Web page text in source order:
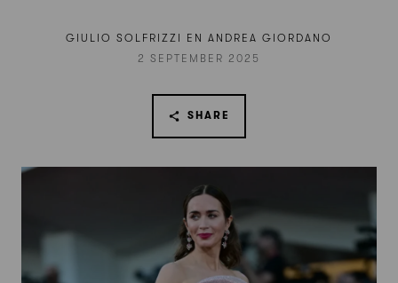
GIULIO SOLFRIZZI EN ANDREA GIORDANO
2 SEPTEMBER 2025
SHARE